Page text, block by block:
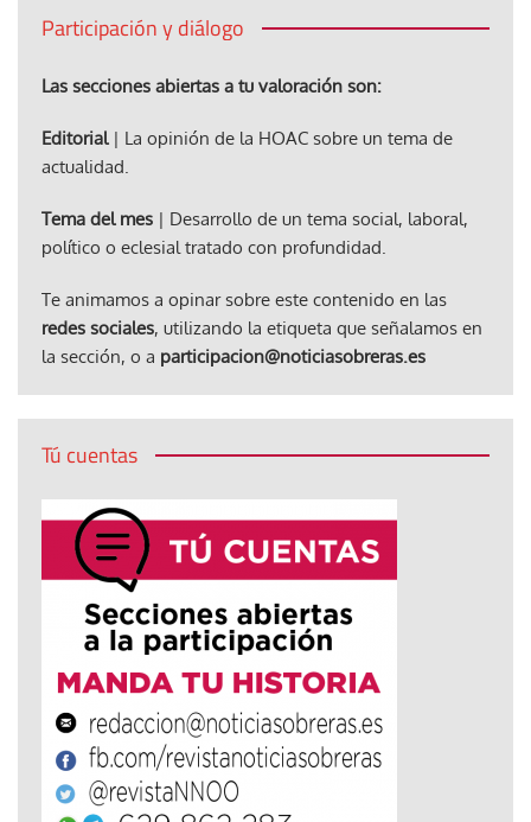
Participación y diálogo
Las secciones abiertas a tu valoración son:
Editorial| La opinión de la HOAC sobre un tema de
actualidad.
Tema del mes | Desarrollo de un tema social, laboral,
político o eclesial tratado con profundidad.
Te animamos a opinar sobre este contenido en las
redes sociales, utilizando la etiqueta que señalamos en
la sección, o a participacion@noticiasobreras.es
Tú cuentas